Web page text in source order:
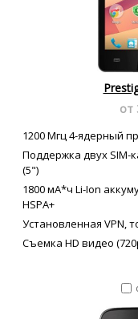
от
1200 Мгц 4-ядерный
Поддержка двух SIM-
(5")
1800 мА*ч Li-Ion
HSPA+
Установленная VPN,
Съемка HD видео